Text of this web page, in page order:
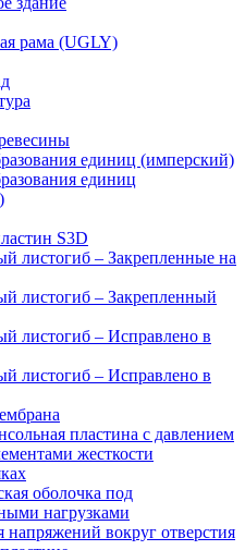
рама (UGLY)
единиц (имперский)
единиц
S3D
листогиб – Закрепленные на
листогиб – Закрепленный
листогиб – Исправлено в
листогиб – Исправлено в
пластина с давлением
жесткости
оболочка под
нагрузками
напряжений вокруг отверстия